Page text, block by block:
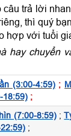
trả lời
thì quý
hợp với tuổi
hay chuyển
(3:00-4:59);
18:59);
(7:00-8:59);
;